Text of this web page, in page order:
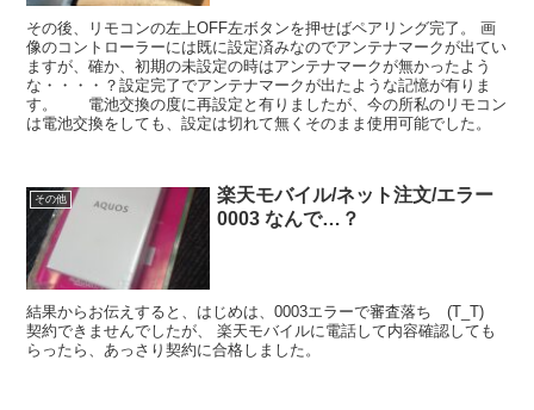
その後、リモコンの左上OFF左ボタンを押せばペアリング完了。 画
像のコントローラーには既に設定済みなのでアンテナマークが出てい
ますが、確か、初期の未設定の時はアンテナマークが無かったよう
な・・・・？設定完了でアンテナマークが出たような記憶が有りま
す。 電池交換の度に再設定と有りましたが、今の所私のリモコン
は電池交換をしても、設定は切れて無くそのまま使用可能でした。
その他
楽天モバイル/ネット注文/エラー
0003 なんで…？
結果からお伝えすると、はじめは、0003エラーで審査落ち (T_T)
契約できませんでしたが、 楽天モバイルに電話して内容確認しても
らったら、あっさり契約に合格しました。